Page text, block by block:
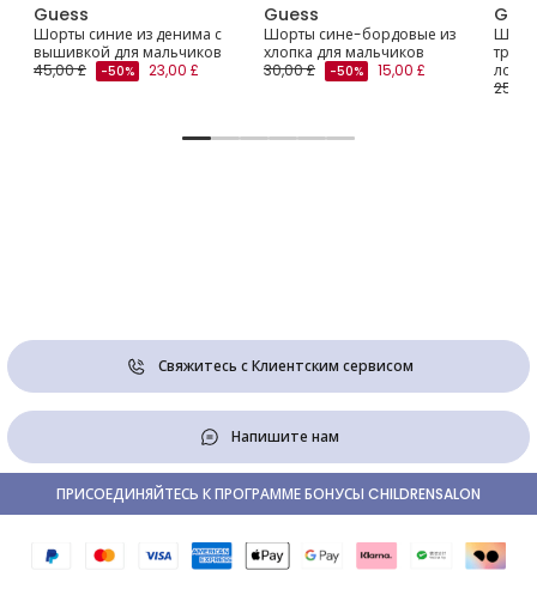
Guess
Шорты синие из денима с
вышивкой для мальчиков
45,00 £
-50% 23,00 £
Guess
Шорты сине-бордовые из
хлопка для мальчиков
30,00 £
-50% 15,00 £
25,00
Свяжитесь с Клиентским сервисом
Напишите нам
ПРИСОЕДИНЯЙТЕСЬ К ПРОГРАММЕ БОНУСЫ CHILDRENSALON